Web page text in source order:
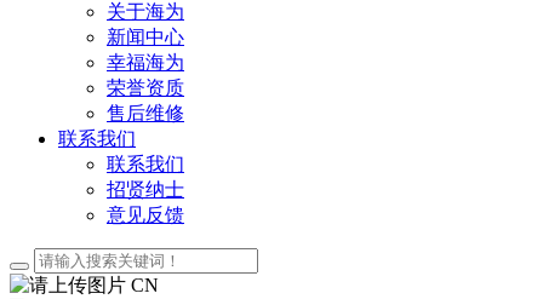
关于海为
新闻中心
幸福海为
荣誉资质
售后维修
联系我们
联系我们
招贤纳士
意见反馈
CN